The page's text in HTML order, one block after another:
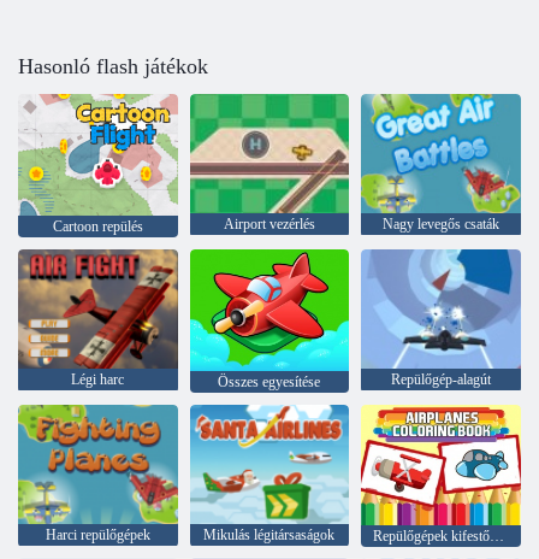
Hasonló flash játékok
Cartoon repülés Airport vezérlés Nagy levegős csaták
Légi harc Összes egyesítése Repülőgép-alagút
Harci repülőgépek Mikulás légitársaságok Repülőgépek kifestőkönyv